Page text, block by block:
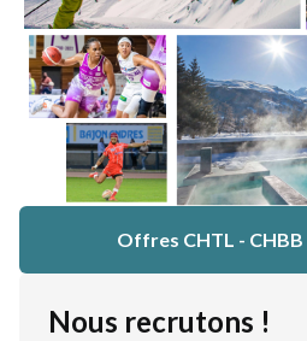
Offres CHTL - CHBB
Nous recrutons !